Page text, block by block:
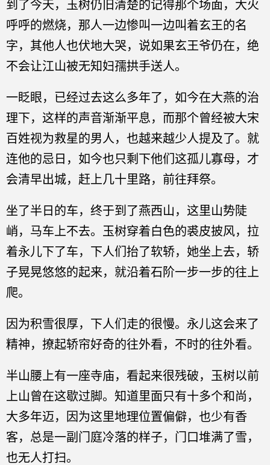
到了今天，玉树仍旧清楚的记得那个场面，大火
呼呼的燃烧，那人一边惨叫一边叫着玄王的名
字，其他人也伏地大哭，说如果玄王爷仍在，绝
不会让江山被无知妇孺拱手送人。
一眨眼，已经过去这么多年了，如今在大燕的治
理下，这样的声音渐渐平息，而那个曾经被大宋
百姓视为救星的男人，也越来越少人提及了。就
连他的忌日，如今也只剩下他们这孤儿寡母，才
会清早出城，赶上几十里路，前往拜祭。
坐了半日的车，终于到了燕西山，这里山势陡
峭，马车上不去。玉树穿着白色的裘皮披风，拉
着永儿下了车，下人们抬了软轿，她坐上去，轿
子晃晃悠悠的起来，就沿着石阶一步一步的往上
爬。
因为积雪很厚，下人们走的很慢。永儿这会来了
精神，撩起轿帘好奇的往外看，不时的往外看。
半山腰上有一座寺庙，看起来很残破，玉树以前
上山曾在这歇过脚。知道里面只有十多个和尚，
大多年迈，因为这里地理位置偏僻，也少有香
客，总是一副门庭冷落的样子，门口堆满了雪，
也无人打扫。